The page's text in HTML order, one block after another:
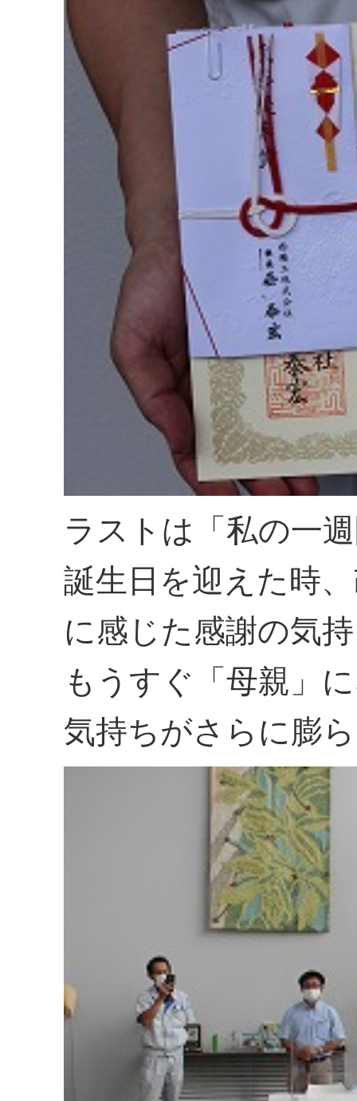
ラストは「私の一
誕生日を迎えた時
に感じた感謝の気
もうすぐ「母親」
気持ちがさらに膨